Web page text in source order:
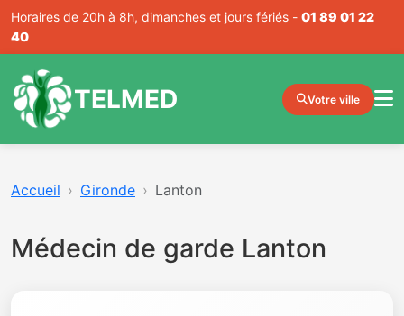
Horaires de 20h à 8h, dimanches et jours fériés - 01 89 01 22
40
TELMED Votre ville
Accueil Gironde Lanton
Médecin de garde Lanton